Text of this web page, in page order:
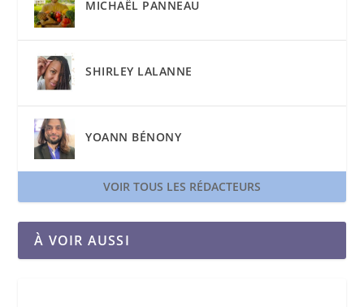
MICHAËL PANNEAU
SHIRLEY LALANNE
YOANN BÉNONY
VOIR TOUS LES RÉDACTEURS
À VOIR AUSSI